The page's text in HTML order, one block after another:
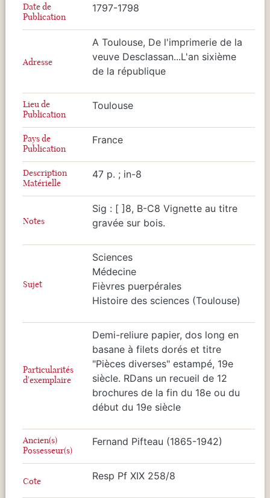
Date de
Publication
1797-1798
Adresse
A Toulouse, De l'imprimerie de la
veuve Desclassan...L'an sixième
de la république
Lieu de
Publication
Toulouse
Pays de
Publication
France
Description
Matérielle
47 p. ; in-8
Notes
Sig : [ ]8, B-C8 Vignette au titre
gravée sur bois.
Sujet
Sciences
Médecine
Fièvres puerpérales
Histoire des sciences (Toulouse)
Particularités
d'exemplaire
Demi-reliure papier, dos long en
basane à filets dorés et titre
"Pièces diverses" estampé, 19e
siècle. RDans un recueil de 12
brochures de la fin du 18e ou du
début du 19e siècle
Ancien(s)
Possesseur(s)
Fernand Pifteau (1865-1942)
Cote Resp Pf XIX 258/8